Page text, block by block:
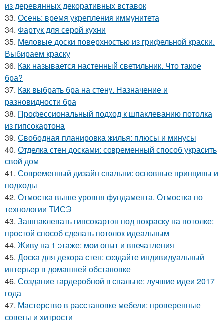
из деревянных декоративных вставок
33. Осень: время укрепления иммунитета
34. Фартук для серой кухни
35. Меловые доски поверхностью из грифельной краски.
Выбираем краску
36. Как называется настенный светильник. Что такое
бра?
37. Как выбрать бра на стену. Назначение и
разновидности бра
38. Профессиональный подход к шпаклеванию потолка
из гипсокартона
39. Свободная планировка жилья: плюсы и минусы
40. Отделка стен досками: современный способ украсить
свой дом
41. Современный дизайн спальни: основные принципы и
подходы
42. Отмостка выше уровня фундамента. Отмостка по
технологии ТИСЭ
43. Зашпаклевать гипсокартон под покраску на потолке:
простой способ сделать потолок идеальным
44. Живу на 1 этаже: мои опыт и впечатления
45. Доска для декора стен: создайте индивидуальный
интерьер в домашней обстановке
46. Создание гардеробной в спальне: лучшие идеи 2017
года
47. Мастерство в расстановке мебели: проверенные
советы и хитрости